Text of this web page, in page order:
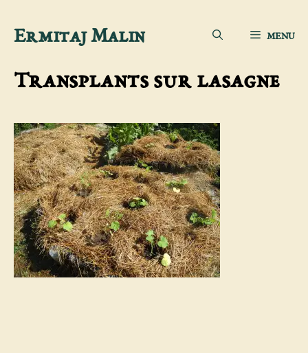
Aller
contenu
Ermitaj Malin MENU
Transplants sur lasagne